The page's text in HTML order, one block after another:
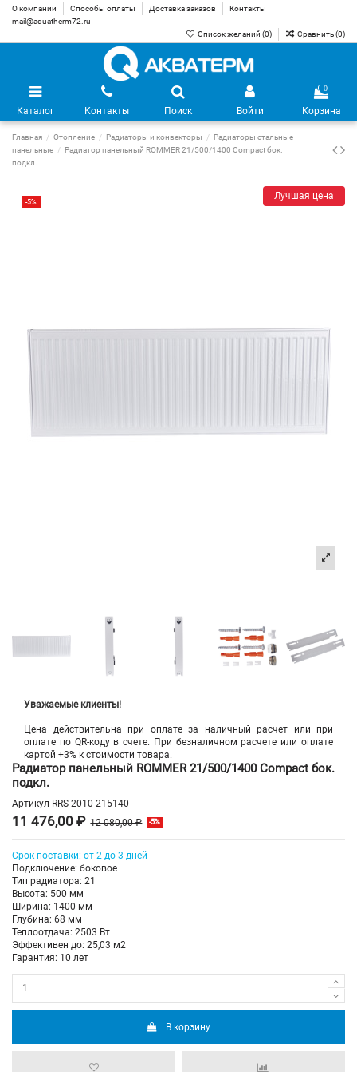
О компании Способы оплаты Доставка заказов
Контакты
mail@aquatherm72.ru
Список желаний (0) Сравнить (0)
Каталог Контакты Поиск Войти
0
Корзина
Главная Отопление Радиаторы и конвекторы
Радиаторы стальные
панельные
Радиатор панельный ROMMER 21/500/1400 Compact бок.
подкл.
-5%
Лучшая цена
Уважаемые клиенты!
Цена действительна при оплате за наличный расчет или при
оплате по QR-коду в счете. При безналичном расчете или оплате
картой +3% к стоимости товара.
Радиатор панельный ROMMER 21/500/1400 Compact бок.
подкл.
Артикул RRS-2010-215140
11 476,00 ₽ 12 080,00 ₽ -5%
Срок поставки: от 2 до 3 дней
Подключение: боковое
Тип радиатора: 21
Высота: 500 мм
Ширина: 1400 мм
Глубина: 68 мм
Теплоотдача: 2503 Вт
Эффективен до: 25,03 м2
Гарантия: 10 лет
В корзину